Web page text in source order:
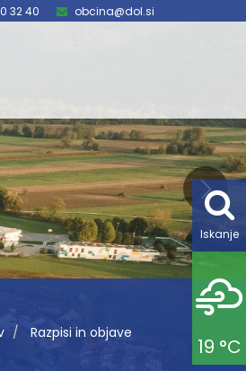
32 40 obcina@dol.si
Iskanje
19 °C
Razpisi in objave